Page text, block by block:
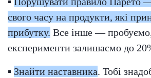
свого часу на продукти, які
прибутку. Все інше —
експерименти залишаємо до
▪ Знайти наставника. Тобі